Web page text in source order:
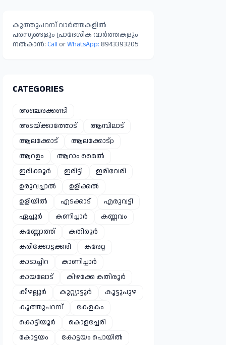
കുത്തുപറമ്പ് വാർത്തകളിൽ
പരസ്യങ്ങളും പ്രാദേശിക വാർത്തകളും
നൽകാൻ: Call orWhatsApp: 8943393205
CATEGORIES
അഞ്ചരക്കണ്ടി
അടയ്ക്കാത്തോട്
ആമ്പിലാട്
ആലക്കോട്
ആലക്കോട്p
ആറളം
ആറാം മൈൽ
ഇരിക്കൂർ
ഇരിട്ടി
ഇരിവേരി
ഉരുവച്ചാൽ
ഉളിക്കൽ
ഉളിയിൽ
എടക്കാട്
എരുവട്ടി
ഏച്ചൂർ
കണിച്ചാർ
കണ്ണവം
കണ്ണോത്ത്
കതിരൂർ
കരിക്കോട്ടക്കരി
കരേറ്റ
കാടാച്ചിറ
കാണിച്ചാർ
കായലോട്
കിഴക്കേ കതിരൂർ
കീഴല്ലൂർ
കുറ്റ്യാട്ടൂർ
കൂട്ടുപുഴ
കൂത്തുപറമ്പ്
കേളകം
കൊട്ടിയൂർ
കൊളച്ചേരി
കോട്ടയം
കോട്ടയം പൊയിൽ